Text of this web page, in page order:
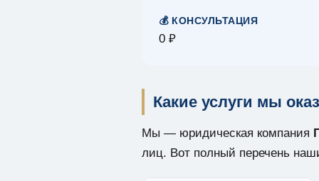
💰 КОНСУЛЬТАЦИЯ
0 ₽
Какие услуги мы
Мы — юридическая компания
лиц. Вот полный перечень